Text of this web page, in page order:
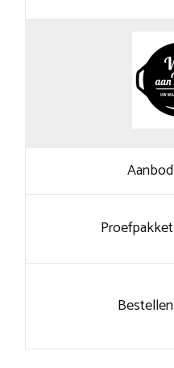
Aanbod
Proefpakket
Bestellen